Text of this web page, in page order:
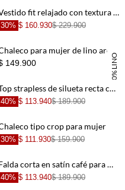
+
+
+
+
Vestido fit relajado con textura floral en beige para mujer
30% $ 160.930$ 229.900
100% LINO
149.900
Top strapless de silueta recta con lentejuelas en beige para mujer
40% $ 113.940$ 189.900
tipo crop para mujer
30% $ 111.930$ 159.900
Falda corta en satín café para mujer
40% $ 113.940$ 189.900